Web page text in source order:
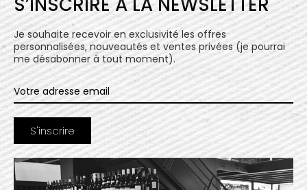
Je souhaite recevoir en exclusivité les offres
personnalisées, nouveautés et ventes privées (je pourrai
me désabonner à tout moment).